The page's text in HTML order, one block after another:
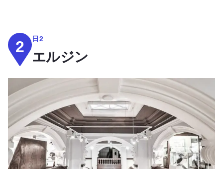
2 日2
エルジン